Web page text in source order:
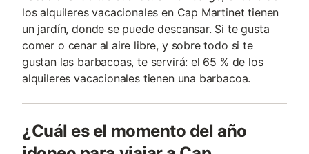
los alquileres vacacionales en Cap Martinet tienen
un jardín, donde se puede descansar. Si te gusta
comer o cenar al aire libre, y sobre todo si te
gustan las barbacoas, te servirá: el 65 % de los
alquileres vacacionales tienen una barbacoa.
¿Cuál es el momento del año